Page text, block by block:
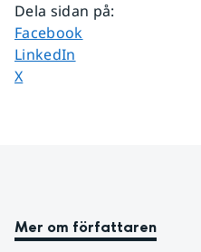
Dela sidan på:
Dela sidan på
Facebook
Dela sidan på
LinkedIn
Dela sidan på
X
Mer om författaren